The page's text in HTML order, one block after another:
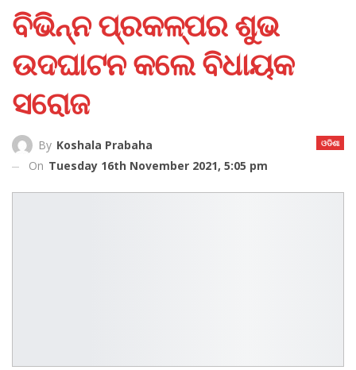
ବିଭିନ୍ନ ପ୍ରକଳ୍ପର ଶୁଭ
ଉଦଘାଟନ କଲେ ବିଧାୟକ
ସରୋଜ
ଓଡିଶା
By Koshala Prabaha
On Tuesday 16th November 2021, 5:05 pm